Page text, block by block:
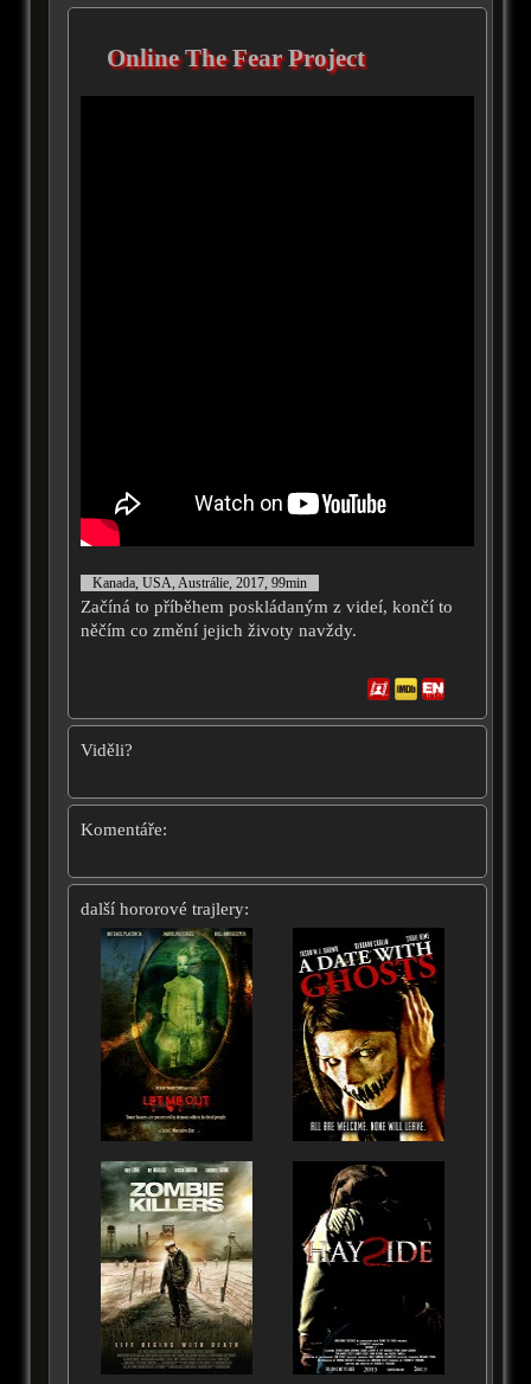
Online The Fear Project
Kanada, USA, Austrálie, 2017, 99min
Začíná to příběhem poskládaným z videí, končí to
něčím co změní jejich životy navždy.
Viděli?
Komentáře:
další hororové trajlery: